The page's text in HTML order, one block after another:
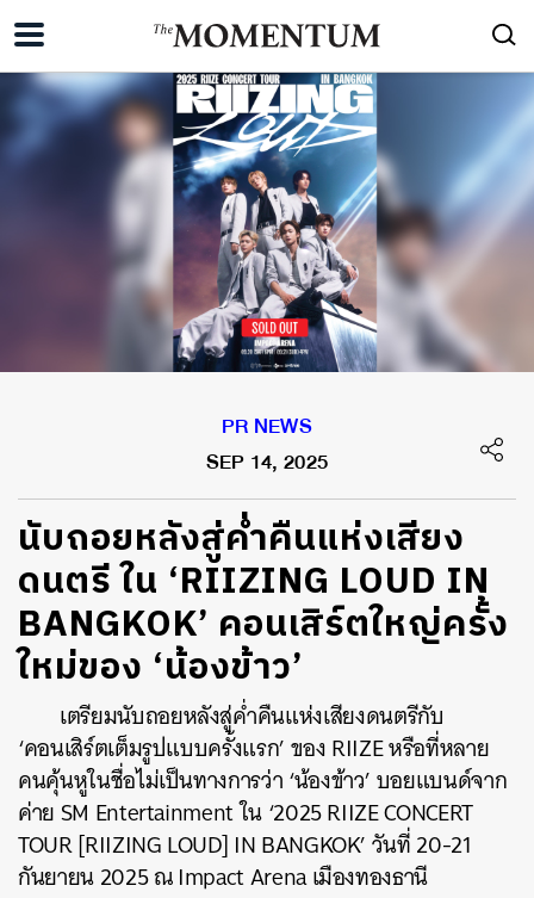
PR NEWS
SEP 14, 2025
นับถอยหลังสู่ค่ำคืนแห่งเสียง
ดนตรี ใน ‘RIIZING LOUD IN
BANGKOK’ คอนเสิร์ตใหญ่ครั้ง
ใหม่ของ ‘น้องข้าว’
เตรียมนับถอยหลังสู่ค่ำคืนแห่งเสียงดนตรีกับ
‘คอนเสิร์ตเต็มรูปแบบครั้งแรก’ ของ RIIZE หรือที่หลาย
คนคุ้นหูในชื่อไม่เป็นทางการว่า ‘น้องข้าว’ บอยแบนด์จาก
ค่าย SM Entertainment ใน ‘2025 RIIZE CONCERT
TOUR [RIIZING LOUD] IN BANGKOK’ วันที่ 20-21
กันยายน 2025 ณ Impact Arena เมืองทองธานี